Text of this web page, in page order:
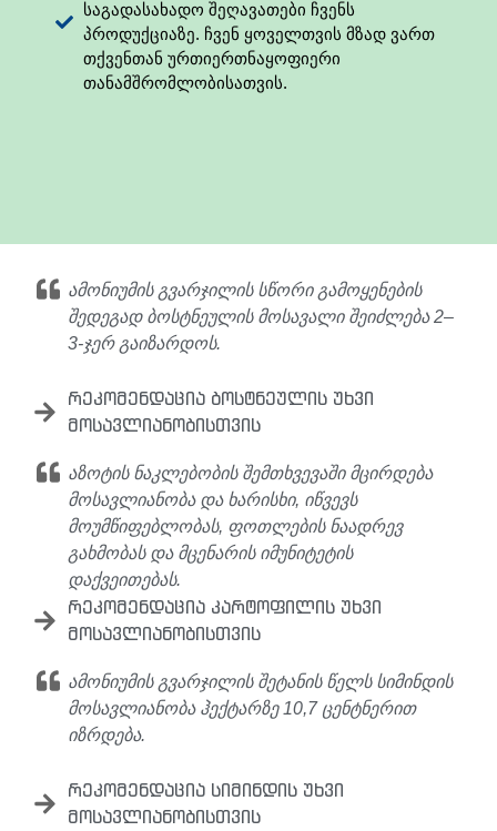
საგადასახადო შეღავათები ჩვენს
პროდუქციაზე. ჩვენ ყოველთვის მზად ვართ
თქვენთან ურთიერთნაყოფიერი
თანამშრომლობისათვის.
ამონიუმის გვარჯილის სწორი გამოყენების
შედეგად ბოსტნეულის მოსავალი შეიძლება 2–
3-ჯერ გაიზარდოს.
რეკომენდაცია ბოსტნეულის უხვი
მოსავლიანობისთვის
აზოტის ნაკლებობის შემთხვევაში მცირდება
მოსავლიანობა და ხარისხი, იწვევს
მოუმწიფებლობას, ფოთლების ნაადრევ
გახმობას და მცენარის იმუნიტეტის
დაქვეითებას.
რეკომენდაცია კარტოფილის უხვი
მოსავლიანობისთვის
ამონიუმის გვარჯილის შეტანის წელს სიმინდის
მოსავლიანობა ჰექტარზე 10,7 ცენტნერით
იზრდება.
რეკომენდაცია სიმინდის უხვი
მოსავლიანობისთვის